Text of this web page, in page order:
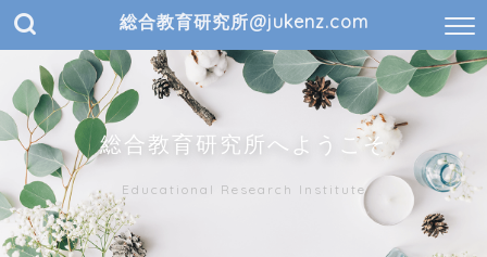
総合教育研究所@jukenz.com
総合教育研究所へようこそ
Educational Research Institute